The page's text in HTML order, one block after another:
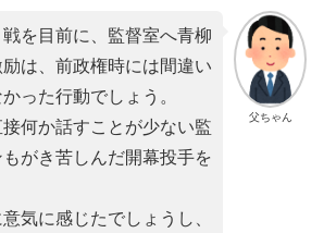
父ちゃん
を目前に、監督室へ青柳
は、前政権時には間違い
った行動でしょう。
何か話すことが少ない監
がき苦しんだ開幕投手を
気に感じたでしょうし、